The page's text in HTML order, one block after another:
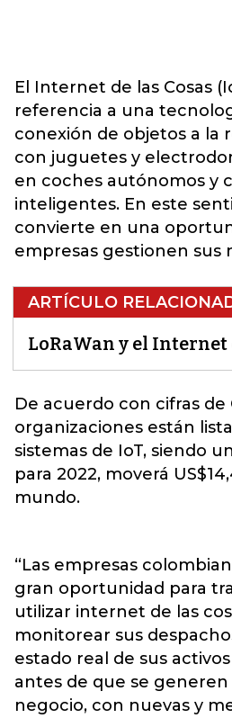
El Internet de las Cosas
referencia a una
conexión de objetos a la
con juguetes y
en coches autónomos y
inteligentes. En este
convierte en una
empresas gestionen sus
ARTÍCULO
LoRaWan y el Internet
De acuerdo con cifras de
organizaciones están
sistemas de IoT, siendo
para 2022, moverá
mundo.
“Las empresas
gran oportunidad para
utilizar internet de las
monitorear sus
estado real de sus
antes de que se generen
negocio, con nuevas y